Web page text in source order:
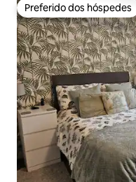
Preferido dos hóspedes
Preferido dos hóspedes